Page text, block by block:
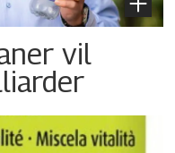
vil